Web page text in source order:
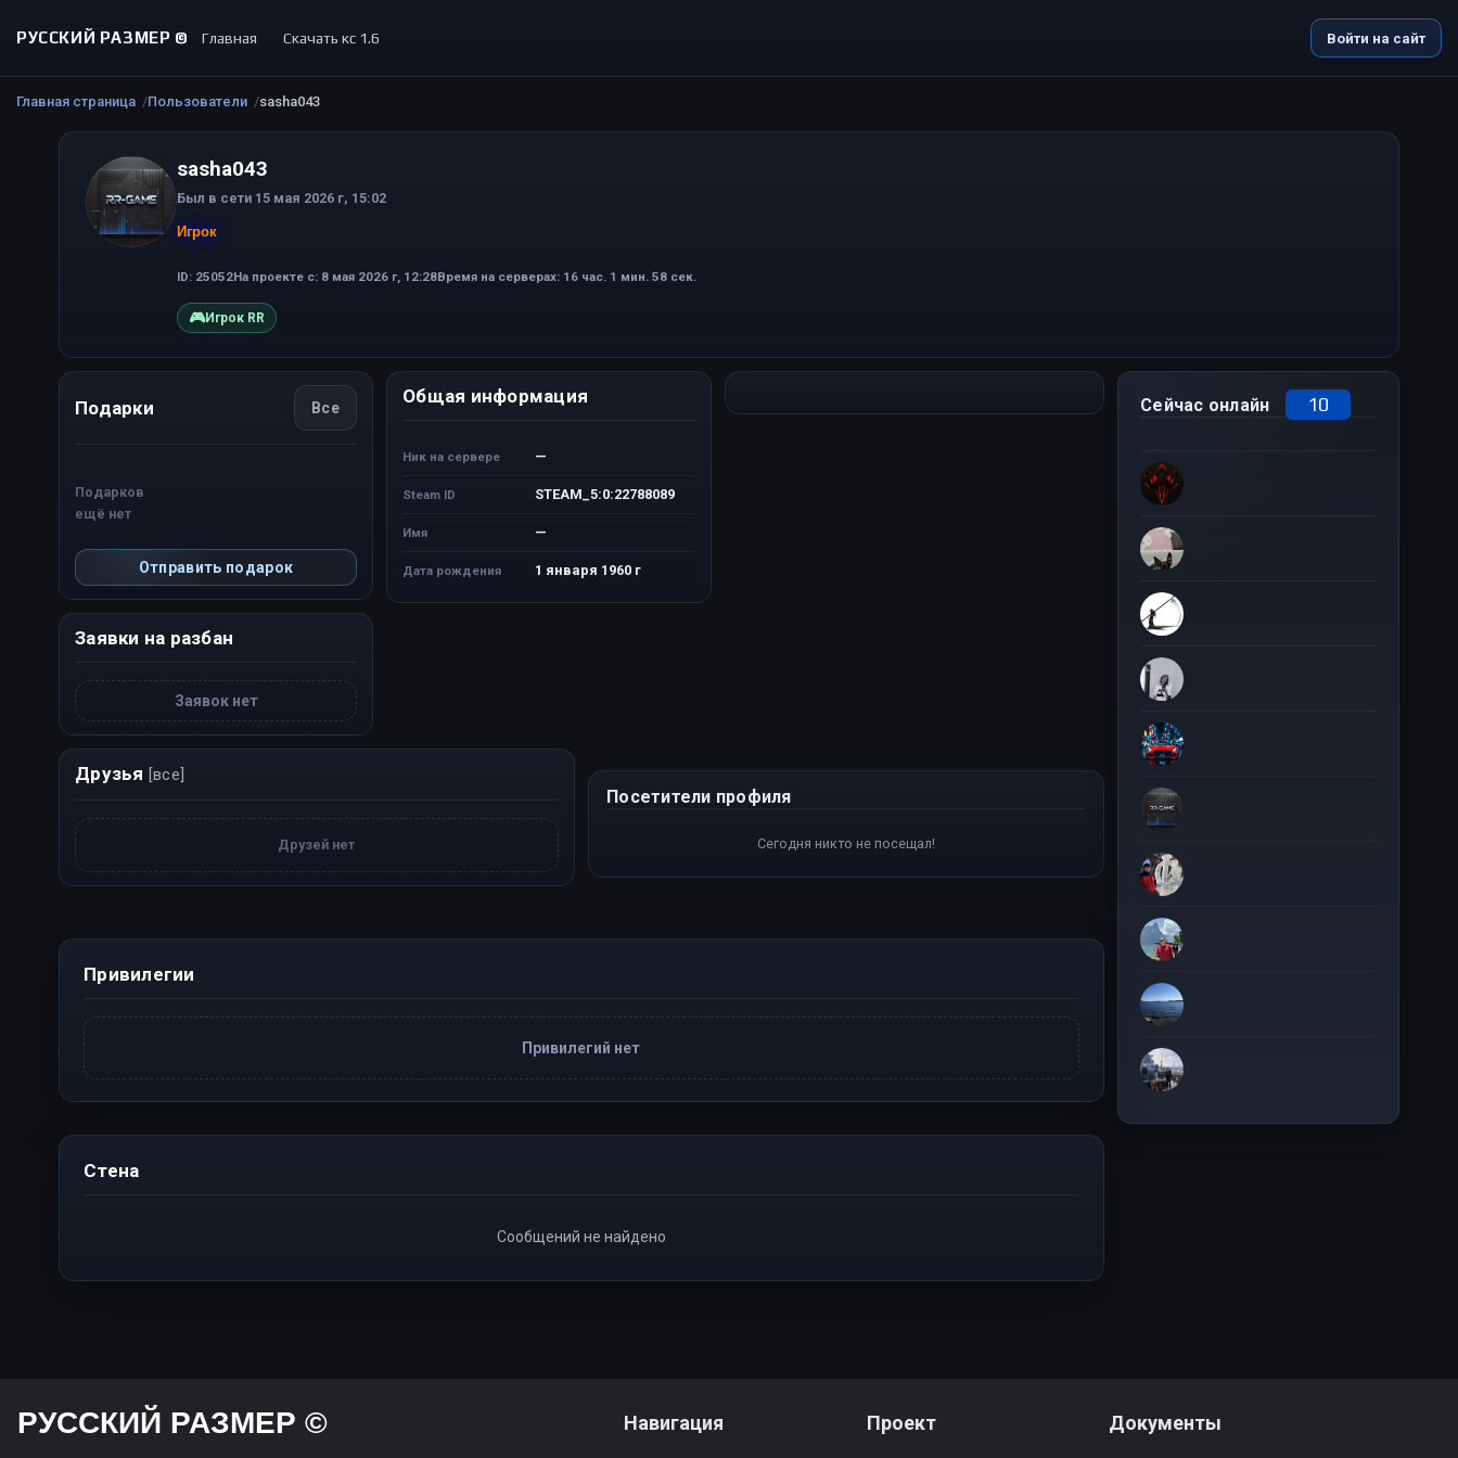
РУССКИЙ РАЗМЕР © Главная Скачать кс 1.6 Войти на сайт
Главная страница Пользователи sasha043
sasha043
Был в сети 15 мая 2026 г, 15:02
Игрок
ID: 25052На проекте с: 8 мая 2026 г, 12:28Время на серверах: 16 час. 1 мин. 58 сек.
🎮Игрок RR
Подарки Все
Подарков
ещё нет
Отправить подарок
Заявки на разбан
Заявок нет
Общая информация
Ник на сервере —
Steam ID STEAM_5:0:22788089
Имя —
Дата рождения 1 января 1960 г
Друзья [все]
Друзей нет
Посетители профиля
Сегодня никто не посещал!
Сейчас онлайн 10
Привилегии
Привилегий нет
Стена
Сообщений не найдено
РУССКИЙ РАЗМЕР © Навигация Проект Документы